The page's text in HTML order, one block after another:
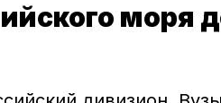
моря